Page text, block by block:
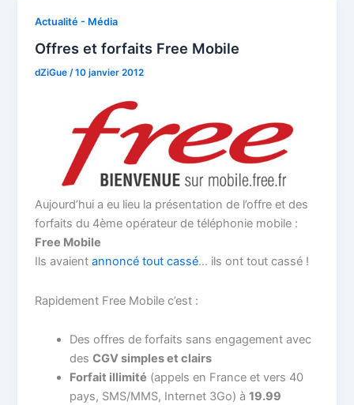
Actualité - Média
Offres et forfaits Free Mobile
dZiGue/10 janvier 2012
Aujourd’hui a eu lieu la présentation de l’offre et des
forfaits du 4ème opérateur de téléphonie mobile :
Free Mobile
Ils avaientannoncé tout cassé… ils ont tout cassé !
Rapidement Free Mobile c’est :
Des offres de forfaits sans engagement avec
desCGV simples et clairs
Forfait illimité (appels en France et vers 40
pays, SMS/MMS, Internet 3Go) à19.99